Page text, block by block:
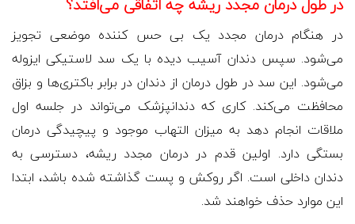
در هنگام درمان مجدد یک بی حس کننده موضعی تجویز
می‌شود. سپس دندان آسیب دیده با یک سد لاستیکی ایزوله
می‌شود. این سد در طول درمان از دندان در برابر باکتری‌ها و بزاق
محافظت می‌کند. کاری که دندانپزشک می‌تواند در جلسه اول
ملاقات انجام دهد به میزان التهاب موجود و پیچیدگی درمان
بستگی دارد. اولین قدم در درمان مجدد ریشه، دسترسی به
دندان داخلی است. اگر روکش و پست گذاشته شده باشد، ابتدا
این موارد حذف خواهند شد.